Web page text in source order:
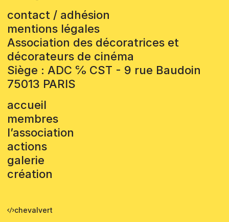
contact / adhésion
mentions légales
Association des décoratrices et
décorateurs de cinéma
Siège : ADC ℅ CST - 9 rue Baudoin
75013 PARIS
accueil
membres
l’association
actions
galerie
création
chevalvert